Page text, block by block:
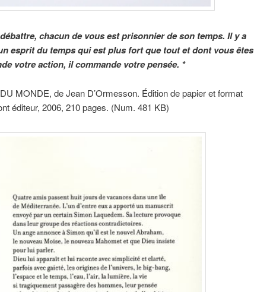
chacun de vous est prisonnier de son temps. Il y a
esprit du temps qui est plus fort que tout et dont vous êtes
votre action, il commande votre pensée. *
MONDE, de Jean D’Ormesson. Édition de papier et format
éditeur, 2006, 210 pages. (Num. 481 KB)